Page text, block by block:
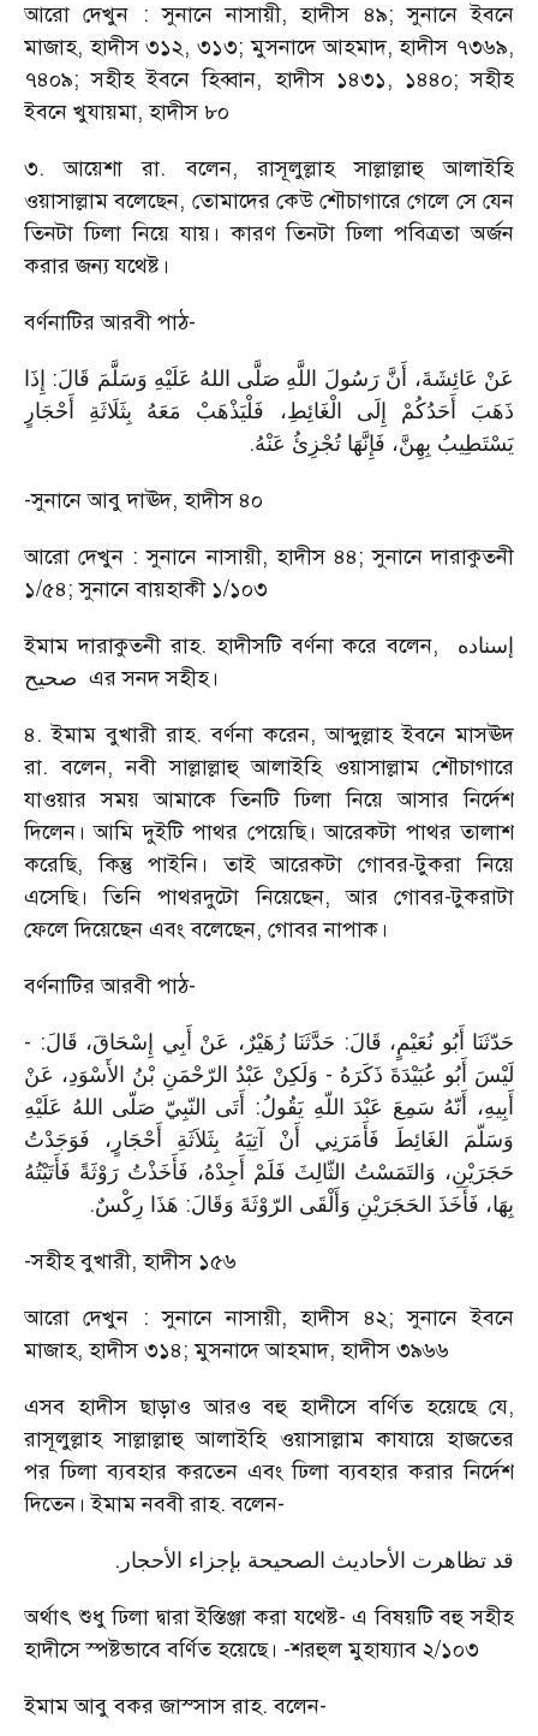
আরো দেখুন : সুনানে নাসায়ী, হাদীস ৪৯; সুনানে ইবনে
মাজাহ, হাদীস ৩১২, ৩১৩; মুসনাদে আহমাদ, হাদীস ৭৩৬৯,
৭৪০৯; সহীহ ইবনে হিব্বান, হাদীস ১৪৩১, ১৪৪০; সহীহ
ইবনে খুযায়মা, হাদীস ৮০
৩. আয়েশা রা. বলেন, রাসূলুল্লাহ সাল্লাল্লাহু আলাইহি
ওয়াসাল্লাম বলেছেন, তোমাদের কেউ শৌচাগারে গেলে সে যেন
তিনটা ঢিলা নিয়ে যায়। কারণ তিনটা ঢিলা পবিত্রতা অর্জন
করার জন্য যথেষ্ট।
বর্ণনাটির আরবী পাঠ-
عَنْ عَائِشَةَ، أَنَّ رَسُولَ اللَّهِ صَلَّى اللهُ عَلَيْهِ وَسَلَّمَ قَالَ: إِذَا
ذَهَبَ أَحَدُكُمْ إِلَى الْغَائِطِ، فَلْيَذْهَبْ مَعَهُ بِثَلَاثَةِ أَحْجَارٍ
يَسْتَطِيبُ بِهِنَّ، فَإِنَّهَا تُجْزِئُ عَنْهُ.
-সুনানে আবু দাঊদ, হাদীস ৪০
আরো দেখুন : সুনানে নাসায়ী, হাদীস ৪৪; সুনানে দারাকুতনী
১/৫৪; সুনানে বায়হাকী ১/১০৩
ইমাম দারাকুতনী রাহ. হাদীসটি বর্ণনা করে বলেন, إسناده
صحيح এর সনদ সহীহ।
৪. ইমাম বুখারী রাহ. বর্ণনা করেন, আব্দুল্লাহ ইবনে মাসঊদ
রা. বলেন, নবী সাল্লাল্লাহু আলাইহি ওয়াসাল্লাম শৌচাগারে
যাওয়ার সময় আমাকে তিনটি ঢিলা নিয়ে আসার নির্দেশ
দিলেন। আমি দুইটি পাথর পেয়েছি। আরেকটা পাথর তালাশ
করেছি, কিন্তু পাইনি। তাই আরেকটা গোবর-টুকরা নিয়ে
এসেছি। তিনি পাথরদুটো নিয়েছেন, আর গোবর-টুকরাটা
ফেলে দিয়েছেন এবং বলেছেন, গোবর নাপাক।
বর্ণনাটির আরবী পাঠ-
حَدّثَنَا أَبُو نُعَيْمٍ، قَالَ: حَدَّثَنَا زُهَيْرٌ، عَنْ أَبِي إِسْحَاقَ، قَالَ: -
لَيْسَ أَبُو عُبَيْدَةَ ذَكَرَهُ - وَلَكِنْ عَبْدُ الرّحْمَنِ بْنُ الأَسْوَدِ، عَنْ
أَبِيهِ، أَنّهُ سَمِعَ عَبْدَ اللّهِ يَقُولُ: أَتَى النّبِيّ صَلّى اللهُ عَلَيْهِ
وَسَلّمَ الغَائِطَ فَأَمَرَنِي أَنْ آتِيَهُ بِثَلاَثَةِ أَحْجَارٍ، فَوَجَدْتُ
حَجَرَيْنِ، وَالتَمَسْتُ الثّالِثَ فَلَمْ أَجِدْهُ، فَأَخَذْتُ رَوْثَةً فَأَتَيْتُهُ
بِهَا، فَأَخَذَ الحَجَرَيْنِ وَأَلْقَى الرّوْثَةَ وَقَالَ: هَذَا رِكْسٌ.
-সহীহ বুখারী, হাদীস ১৫৬
আরো দেখুন : সুনানে নাসায়ী, হাদীস ৪২; সুনানে ইবনে
মাজাহ, হাদীস ৩১৪; মুসনাদে আহমাদ, হাদীস ৩৯৬৬
এসব হাদীস ছাড়াও আরও বহু হাদীসে বর্ণিত হয়েছে যে,
রাসূলুল্লাহ সাল্লাল্লাহু আলাইহি ওয়াসাল্লাম কাযায়ে হাজতের
পর ঢিলা ব্যবহার করতেন এবং ঢিলা ব্যবহার করার নির্দেশ
দিতেন। ইমাম নববী রাহ. বলেন-
قد تظاهرت الأحاديث الصحيحة بإجزاء الأحجار .
অর্থাৎ শুধু ঢিলা দ্বারা ইস্তিঞ্জা করা যথেষ্ট- এ বিষয়টি বহু সহীহ
হাদীসে স্পষ্টভাবে বর্ণিত হয়েছে। -শরহুল মুহায্যাব ২/১০৩
ইমাম আবু বকর জাস্সাস রাহ. বলেন-